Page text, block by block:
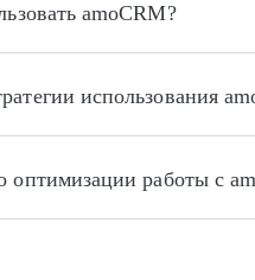
amoCRM?
использования
оптимизации работы с